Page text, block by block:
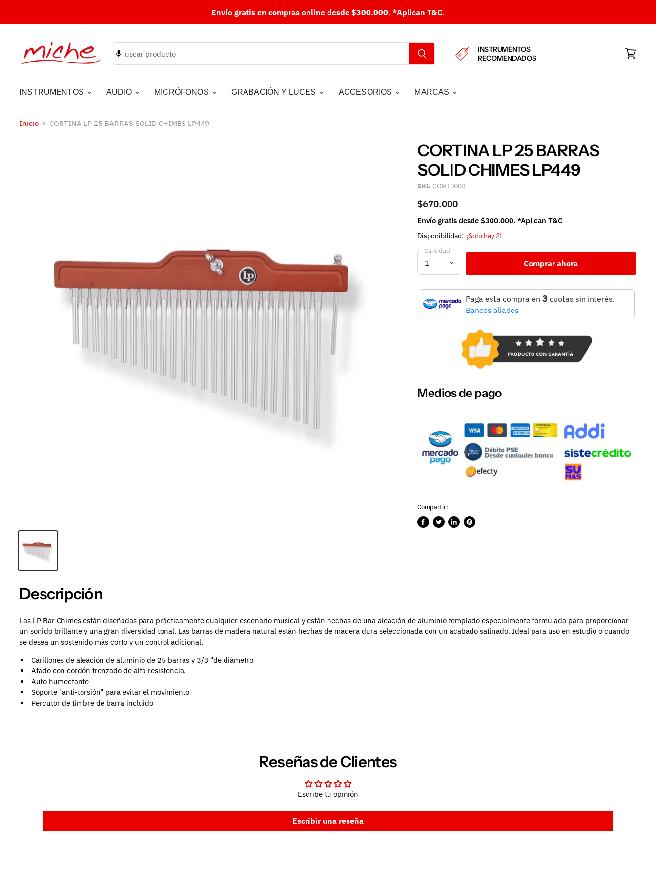
Envío gratis en compras online desde $300.000. *Aplican T&C.
INSTRUMENTOS
RECOMENDADOS
INSTRUMENTOS AUDIO MICRÓFONOS GRABACIÓN Y LUCES ACCESORIOS MARCAS
Inicio CORTINA LP 25 BARRAS SOLID CHIMES LP449
CORTINA LP 25 BARRAS
SOLID CHIMES LP449
SKU CORT0002
$670.000
Envío gratis desde $300.000. *Aplican T&C
Disponibilidad: ¡Solo hay 2!
Cantidad
Comprar ahora
Paga esta compra en 3cuotas sin interés.
Bancos aliados
Medios de pago
Compartir:
CompartirPublicarCompartirGuardar
Descripción
Las LP Bar Chimes están diseñadas para prácticamente cualquier escenario musical y están hechas de una aleación de aluminio templado especialmente formulada para proporcionar
un sonido brillante y una gran diversidad tonal. Las barras de madera natural están hechas de madera dura seleccionada con un acabado satinado. Ideal para uso en estudio o cuando
se desea un sostenido más corto y un control adicional.
Carillones de aleación de aluminio de 25 barras y 3/8 "de diámetro
Atado con cordón trenzado de alta resistencia.
Auto humectante
Soporte "anti-torsión" para evitar el movimiento
Percutor de timbre de barra incluido
Reseñas de Clientes
Escribe tu opinión
Escribir una reseña